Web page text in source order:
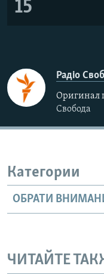
15
Радіо
Оригинал
Свобода
Категории
ОБРАТИ
ЧИТАЙТЕ